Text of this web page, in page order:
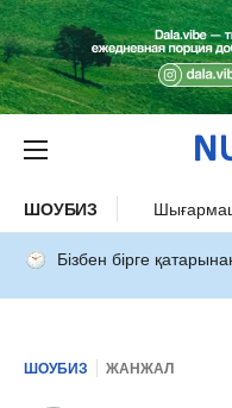
ШОУБИЗ
Бізбен бірге
ШОУБИЗ ЖАНЖАЛ